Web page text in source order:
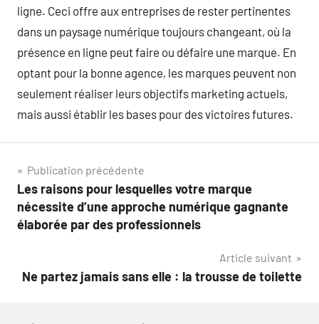
ligne. Ceci offre aux entreprises de rester pertinentes
dans un paysage numérique toujours changeant, où la
présence en ligne peut faire ou défaire une marque. En
optant pour la bonne agence, les marques peuvent non
seulement réaliser leurs objectifs marketing actuels,
mais aussi établir les bases pour des victoires futures.
Navigation
de
l’article
Publication précédente
Les raisons pour lesquelles votre marque
nécessite d’une approche numérique gagnante
élaborée par des professionnels
Article suivant
Ne partez jamais sans elle : la trousse de toilette